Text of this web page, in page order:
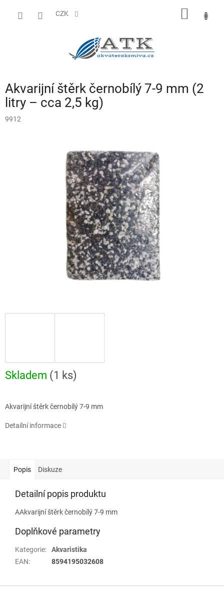
CZK
Akvarijní štěrk černobílý 7-9 mm (2
litry – cca 2,5 kg)
9912
Skladem (1 ks)
Akvarijní štěrk černobílý 7-9 mm
Detailní informace
Popis Diskuze
Detailní popis produktu
AAkvarijní štěrk černobílý 7-9 mm
Doplňkové parametry
Kategorie:
Akvaristika
EAN: 8594195032608